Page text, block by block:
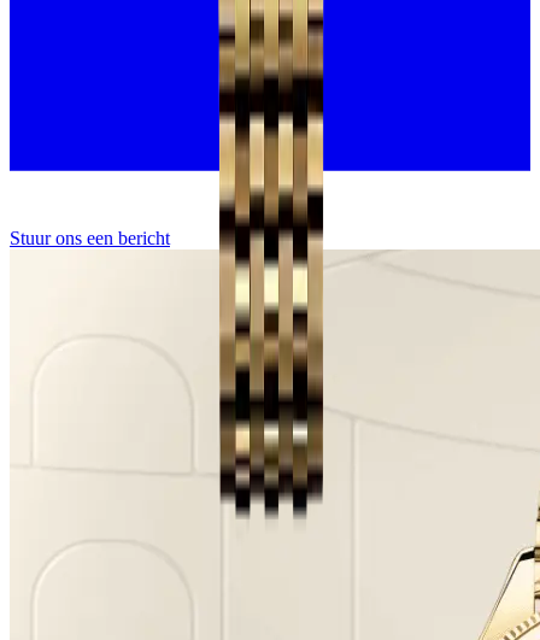
Stuur ons een bericht